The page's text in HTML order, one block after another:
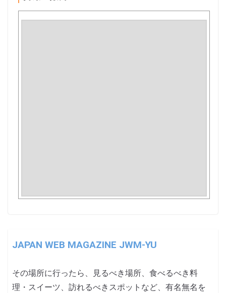
JAPAN WEB MAGAZINE JWM-YU
その場所に行ったら、見るべき場所、食べるべき料
理・スイーツ、訪れるべきスポットなど、有名無名を